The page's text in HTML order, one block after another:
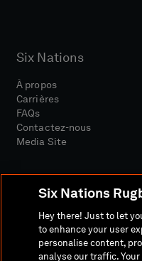
Six Nations
À propos
Carrières
FAQs
Contactez-nous
Media Site
Site MédiaConditions
Six Nations
Hey there! Just to let
to enhance your user
personalise content,
analyse our traffic.